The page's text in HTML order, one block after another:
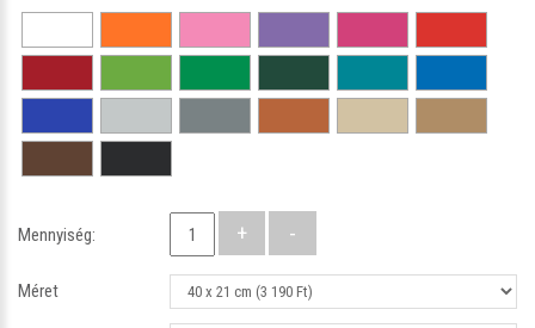
Mennyiség:
Méret